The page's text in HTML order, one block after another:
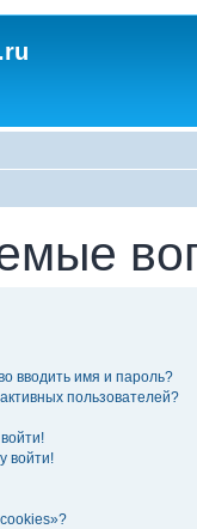
вводить имя и пароль?
пользователей?
войти!